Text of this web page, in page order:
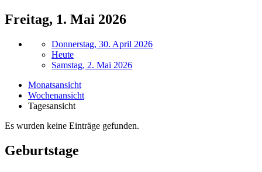
Freitag, 1. Mai 2026
Donnerstag, 30. April 2026
Heute
Samstag, 2. Mai 2026
Monatsansicht
Wochenansicht
Tagesansicht
Es wurden keine Einträge gefunden.
Geburtstage